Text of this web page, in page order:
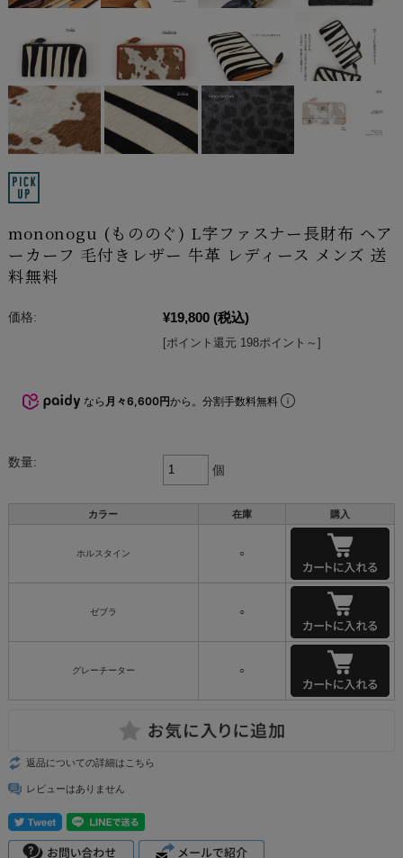
mononogu (もののぐ) L字ファスナー長財布 ヘア
ーカーフ 毛付きレザー 牛革 レディース メンズ 送
料無料
価格: ¥19,800 (税込)
[ポイント還元 198ポイント～]
なら 月々6,600円から。分割手数料無料
数量:
個
カラー 在庫 購入
ホルスタイン ○
ゼブラ ○
グレーチーター ○
返品についての詳細はこちら
レビューはありません